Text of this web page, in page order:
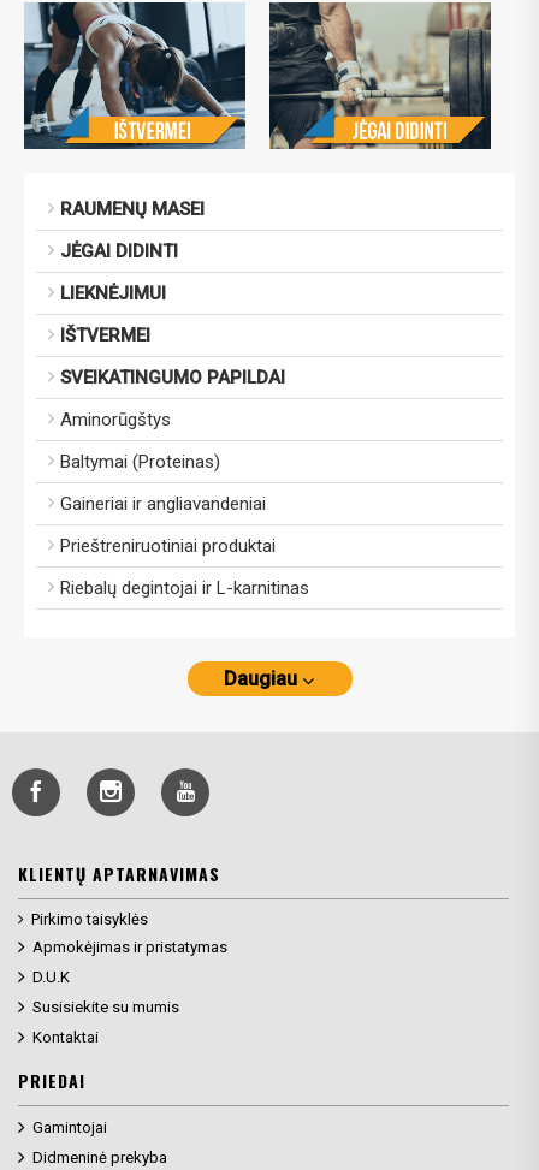
RAUMENŲ MASEI
JĖGAI DIDINTI
LIEKNĖJIMUI
IŠTVERMEI
SVEIKATINGUMO PAPILDAI
Aminorūgštys
Baltymai (Proteinas)
Gaineriai ir angliavandeniai
Prieštreniruotiniai produktai
Riebalų degintojai ir L-karnitinas
Daugiau
KLIENTŲ APTARNAVIMAS
Pirkimo taisyklės
Apmokėjimas ir pristatymas
D.U.K
Susisiekite su mumis
Kontaktai
PRIEDAI
Gamintojai
Didmeninė prekyba